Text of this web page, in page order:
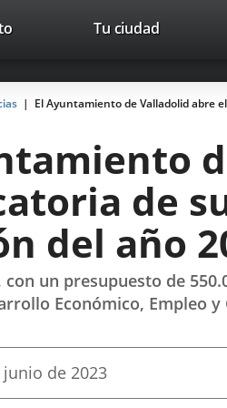
avaTop
Tu ciudad
El Ayuntamiento de Valladolid abre
de
del año
con un presupuesto de
Económico, Empleo y
junio de 2023